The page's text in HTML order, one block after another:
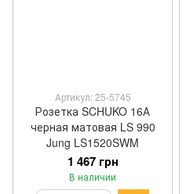
Артикул: 25-5745
Розетка SCHUKO 16А
черная матовая LS 990
Jung LS1520SWM
1 467 грн
В наличии